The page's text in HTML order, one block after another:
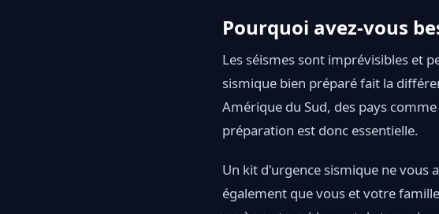
Pourquoi avez-vous
Les séismes sont imprévisibles et
sismique bien préparé fait la
Amérique du Sud, des pays
préparation est donc essentielle.
Un kit d'urgence sismique ne
également que vous et votre